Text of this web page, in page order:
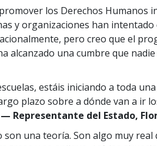
los Derechos Humanos
y organizaciones han
pero creo que el
alcanzado una cumbre que nadie
estáis iniciando a toda
plazo sobre a dónde van a ir
— Representante del Estado,
una teoría. Son algo muy